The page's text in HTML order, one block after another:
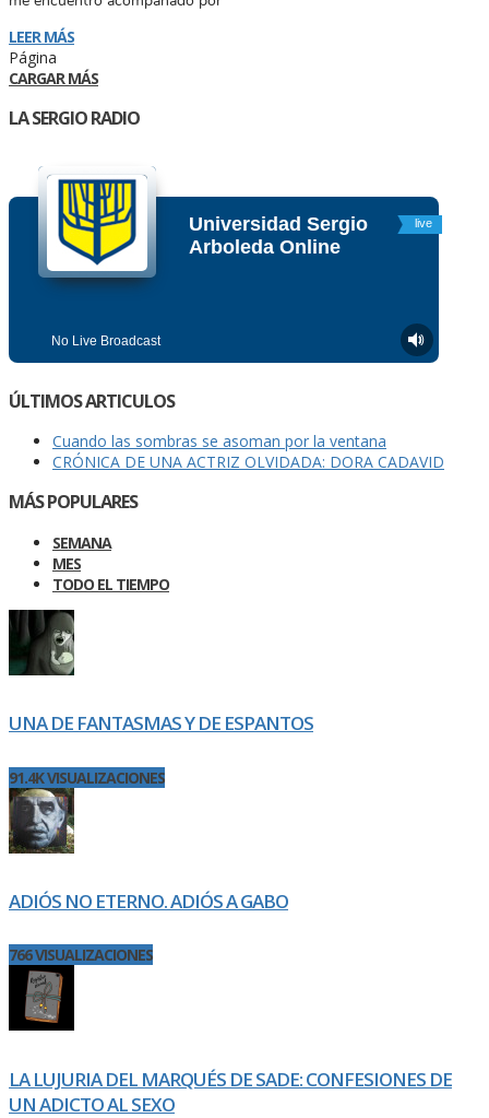
LEER MÁS
Página
CARGAR MÁS
LA SERGIO RADIO
ÚLTIMOS ARTICULOS
Cuando las sombras se asoman por la ventana
CRÓNICA DE UNA ACTRIZ OLVIDADA: DORA CADAVID
MÁS POPULARES
SEMANA
MES
TODO EL TIEMPO
UNA DE FANTASMAS Y DE ESPANTOS
91.4K VISUALIZACIONES
ADIÓS NO ETERNO. ADIÓS A GABO
766 VISUALIZACIONES
LA LUJURIA DEL MARQUÉS DE SADE: CONFESIONES DE
UN ADICTO AL SEXO